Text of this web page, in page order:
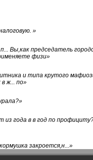
»
Вы,как председатель
физи»
и типа крутого
ж... по»
»
года в в год по
закроется,н...»